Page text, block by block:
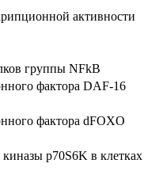
активности
группы NFkB
фактора DAF-16
фактора dFOXO
p70S6K в клетках